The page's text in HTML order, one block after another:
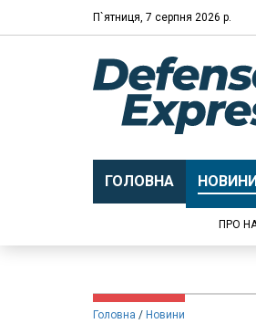
П`ятниця, 7 серпня 2026 р.
ГОЛОВНА
ПРО
Головна Новини